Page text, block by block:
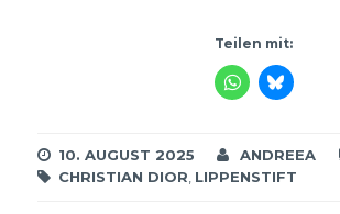
Teilen mit:
10. AUGUST 2025 ANDREEA
CHRISTIAN DIOR, LIPPENSTIFT